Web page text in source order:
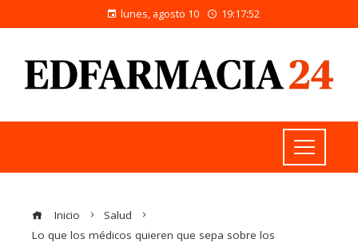
lunes, agosto 10 19:17:52
Inicio
Salud
Lo que los médicos quieren que sepa sobre los